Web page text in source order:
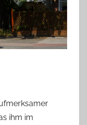
n
T ihm im